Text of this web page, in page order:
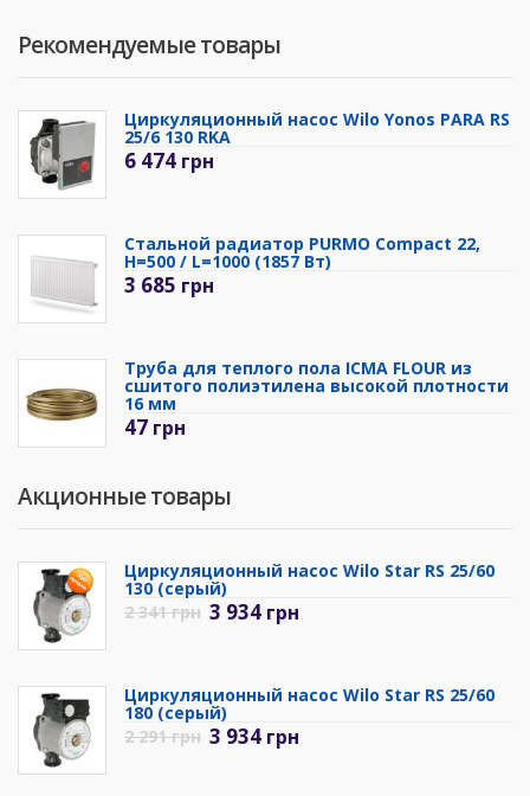
Рекомендуемые товары
Циркуляционный насос Wilo Yonos PARA RS
25/6 130 RKA
6 474 грн
Стальной радиатор PURMO Compact 22,
H=500 / L=1000 (1857 Вт)
3 685 грн
Труба для теплого пола ICMA FLOUR из
сшитого полиэтилена высокой плотности
16 мм
47 грн
Акционные товары
Циркуляционный насос Wilo Star RS 25/60
130 (серый)
2 341грн 3 934 грн
Циркуляционный насос Wilo Star RS 25/60
180 (серый)
2 291грн 3 934 грн